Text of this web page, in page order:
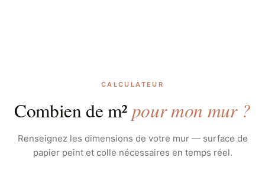
CALCULATEUR
Combien de m²pour mon mur ?
Renseignez les dimensions de votre mur — surface de
papier peint et colle nécessaires en temps réel.